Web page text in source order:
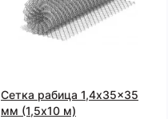
Сетка рабица 1,4x35x35
мм (1,5x10 м)